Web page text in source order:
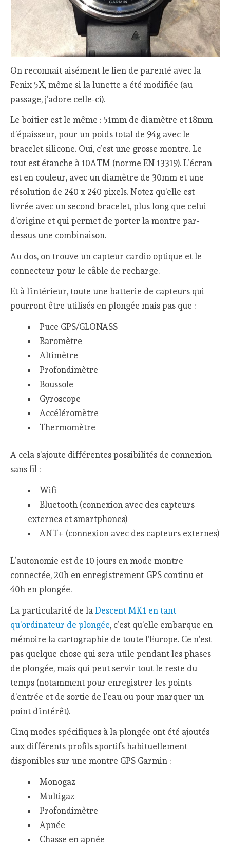
On reconnait aisément le lien de parenté avec la
Fenix 5X, même si la lunette a été modifiée (au
passage, j’adore celle-ci).
Le boitier est le même : 51mm de diamètre et 18mm
d’épaisseur, pour un poids total de 94g avec le
bracelet silicone. Oui, c’est une grosse montre. Le
tout est étanche à 10ATM (norme EN 13319). L’écran
est en couleur, avec un diamètre de 30mm et une
résolution de 240 x 240 pixels. Notez qu’elle est
livrée avec un second bracelet, plus long que celui
d’origine et qui permet de porter la montre par-
dessus une combinaison.
Au dos, on trouve un capteur cardio optique et le
connecteur pour le câble de recharge.
Et à l’intérieur, toute une batterie de capteurs qui
pourront être utilisés en plongée mais pas que :
Puce GPS/GLONASS
Baromètre
Altimètre
Profondimètre
Boussole
Gyroscope
Accéléromètre
Thermomètre
A cela s’ajoute différentes possibilités de connexion
sans fil :
Wifi
Bluetooth (connexion avec des capteurs
externes et smartphones)
ANT+ (connexion avec des capteurs externes)
L’autonomie est de 10 jours en mode montre
connectée, 20h en enregistrement GPS continu et
40h en plongée.
La particularité de laDescent MK1 en tant
qu’ordinateur de plongée, c’est qu’elle embarque en
mémoire la cartographie de toute l’Europe. Ce n’est
pas quelque chose qui sera utile pendant les phases
de plongée, mais qui peut servir tout le reste du
temps (notamment pour enregistrer les points
d’entrée et de sortie de l’eau ou pour marquer un
point d’intérêt).
Cinq modes spécifiques à la plongée ont été ajoutés
aux différents profils sportifs habituellement
disponibles sur une montre GPS Garmin :
Monogaz
Multigaz
Profondimètre
Apnée
Chasse en apnée